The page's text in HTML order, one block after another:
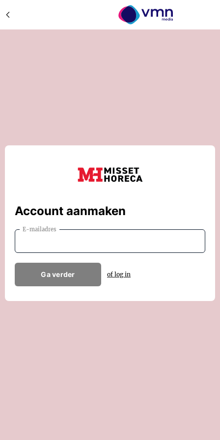
Account aanmaken
E-mailadres
Ga verder of log in